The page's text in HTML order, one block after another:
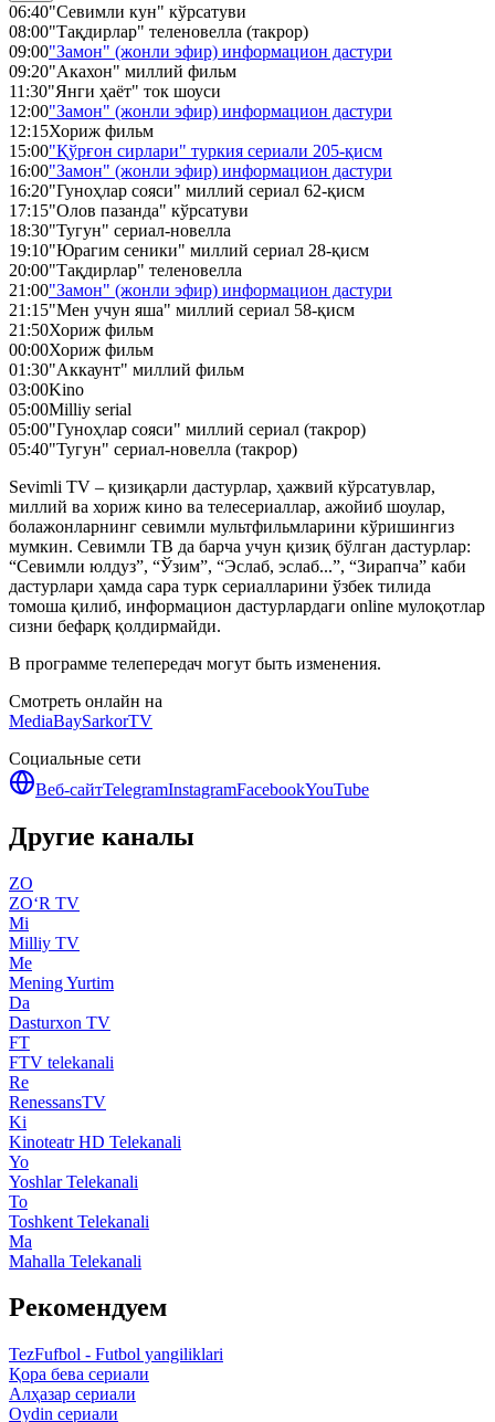
06:40"Севимли кун" кўрсатуви
08:00"Тақдирлар" теленовелла (такрор)
09:00"Замон" (жонли эфир) информацион дастури
09:20"Акахон" миллий фильм
11:30"Янги ҳаёт" ток шоуси
12:00"Замон" (жонли эфир) информацион дастури
12:15Хориж фильм
15:00"Қўрғон сирлари" туркия сериали 205-қисм
16:00"Замон" (жонли эфир) информацион дастури
16:20"Гуноҳлар сояси" миллий сериал 62-қисм
17:15"Олов пазанда" кўрсатуви
18:30"Тугун" сериал-новелла
19:10"Юрагим сеники" миллий сериал 28-қисм
20:00"Тақдирлар" теленовелла
21:00"Замон" (жонли эфир) информацион дастури
21:15"Мен учун яша" миллий сериал 58-қисм
21:50Хориж фильм
00:00Хориж фильм
01:30"Аккаунт" миллий фильм
03:00Kino
05:00Milliy serial
05:00"Гуноҳлар сояси" миллий сериал (такрор)
05:40"Тугун" сериал-новелла (такрор)
Sevimli TV – қизиқарли дастурлар, ҳажвий кўрсатувлар,
миллий ва хориж кино ва телесериаллар, ажойиб шоулар,
болажонларнинг севимли мультфильмларини кўришингиз
мумкин. Севимли ТВ да барча учун қизиқ бўлган дастурлар:
“Севимли юлдуз”, “Ўзим”, “Эслаб, эслаб...”, “Зирапча” каби
дастурлари ҳамда сара турк сериалларини ўзбек тилида
томоша қилиб, информацион дастурлардаги online мулоқотлар
сизни бефарқ қолдирмайди.
В программе телепередач могут быть изменения.
Смотреть онлайн на
MediaBaySarkorTV
Социальные сети
Веб-сайтTelegramInstagramFacebookYouTube
Другие каналы
ZO
ZO‘R TV
Mi
Milliy TV
Me
Mening Yurtim
Da
Dasturxon TV
FT
FTV telekanali
Re
RenessansTV
Ki
Kinoteatr HD Telekanali
Yo
Yoshlar Telekanali
To
Toshkent Telekanali
Ma
Mahalla Telekanali
Рекомендуем
TezFufbol - Futbol yangiliklari
Қора бева сериали
Алҳазар сериали
Oydin сериали